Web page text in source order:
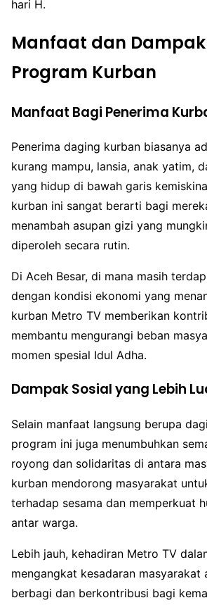
hari H.
Manfaat dan
Program Kurban
Manfaat Bagi Penerima
Penerima daging kurban biasanya
kurang mampu, lansia, anak yatim,
yang hidup di bawah garis
kurban ini sangat berarti bagi
menambah asupan gizi yang
diperoleh secara rutin.
Di Aceh Besar, di mana masih
dengan kondisi ekonomi yang
kurban Metro TV memberikan
membantu mengurangi beban
momen spesial Idul Adha.
Dampak Sosial yang Lebih
Selain manfaat langsung berupa
program ini juga menumbuhkan
royong dan solidaritas di antara
kurban mendorong masyarakat
terhadap sesama dan memperkuat
antar warga.
Lebih jauh, kehadiran Metro TV
mengangkat kesadaran masyarakat
berbagi dan berkontribusi bagi